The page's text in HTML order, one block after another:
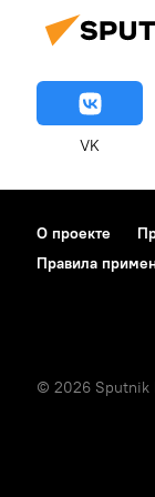
VK
О проекте
Правила
© 2026 Sputnik